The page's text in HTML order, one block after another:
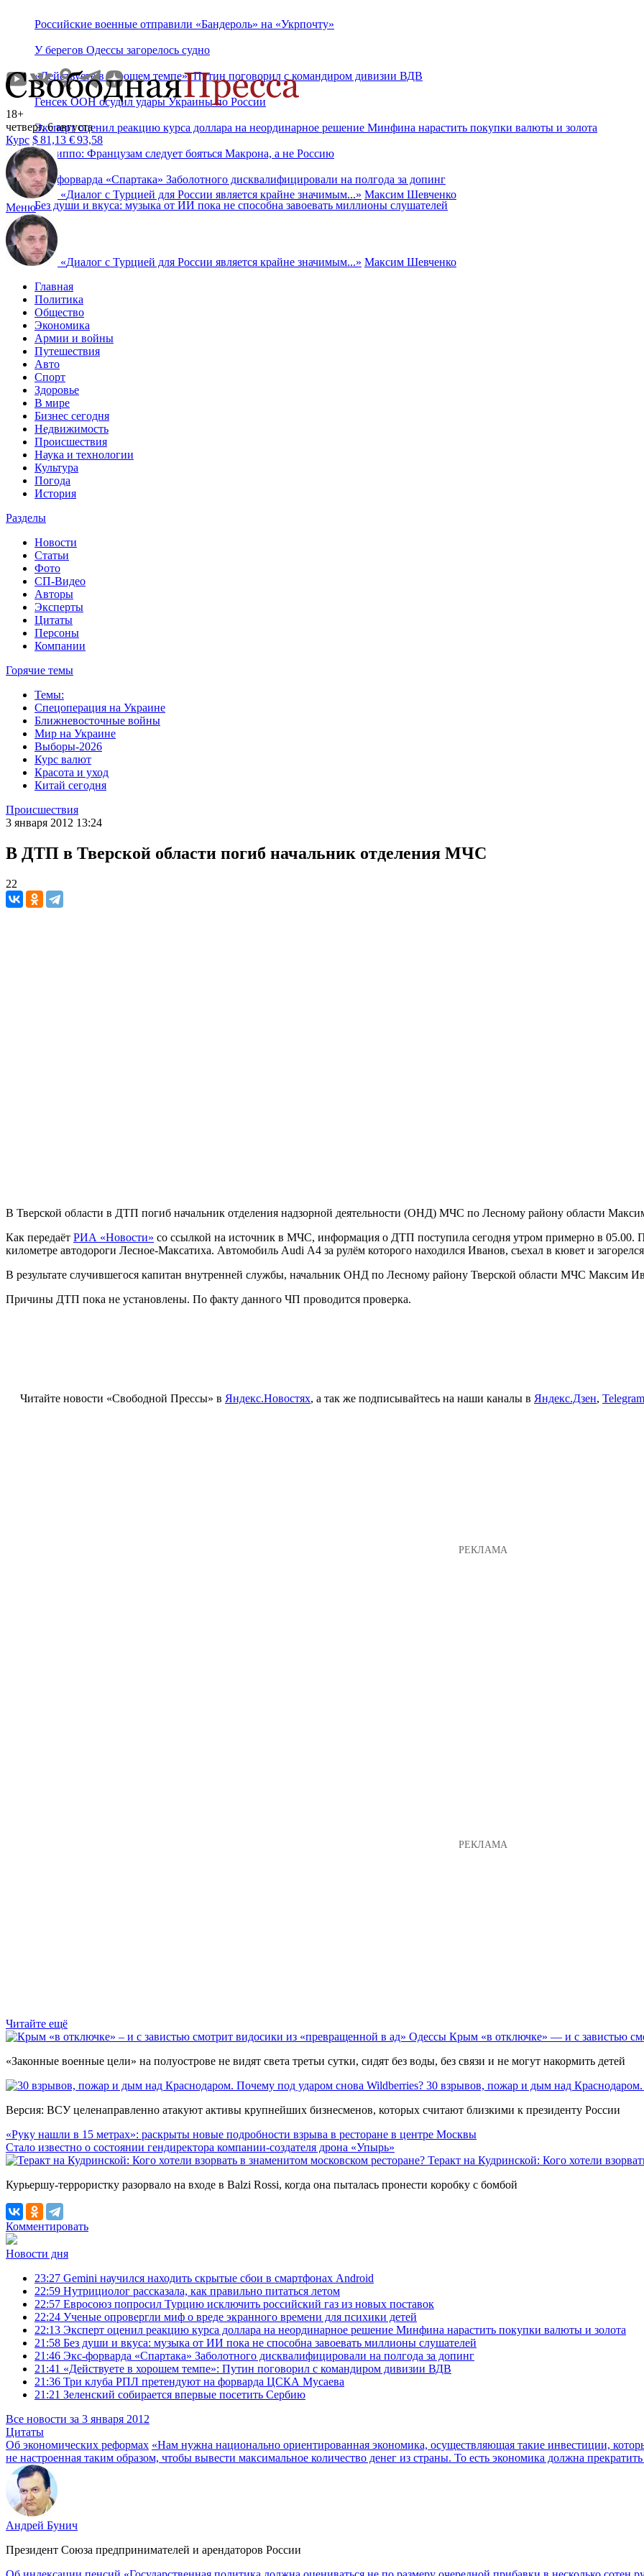
Российские военные отправили «Бандероль» на «Укрпочту»
У берегов Одессы загорелось судно
«Действуете в хорошем темпе»: Путин поговорил с командиром дивизии ВДВ
Генсек ООН осудил удары Украины по России
Эксперт оценил реакцию курса доллара на неординарное решение Минфина нарастить покупки валюты и золота
Филиппо: Французам следует бояться Макрона, а не Россию
Экс-форварда «Спартака» Заболотного дисквалифицировали на полгода за допинг
Без души и вкуса: музыка от ИИ пока не способна завоевать миллионы слушателей
18+
четверг, 6 августа
Курс $81,13 €93,58
«Диалог с Турцией для России является крайне значимым...» Максим Шевченко
Меню
«Диалог с Турцией для России является крайне значимым...» Максим Шевченко
Главная
Политика
Общество
Экономика
Армии и войны
Путешествия
Авто
Спорт
Здоровье
В мире
Бизнес сегодня
Недвижимость
Происшествия
Наука и технологии
Культура
Погода
История
Разделы
Новости
Статьи
Фото
СП-Видео
Авторы
Эксперты
Цитаты
Персоны
Компании
Горячие темы
Темы:
Спецоперация на Украине
Ближневосточные войны
Мир на Украине
Выборы-2026
Курс валют
Красота и уход
Китай сегодня
Происшествия
3 января 2012 13:24
В ДТП в Тверской области погиб начальник отделения МЧС
22
В Тверской области в ДТП погиб начальник отделения надзорной деятельности (ОНД) МЧС по Лесному району области
Как передаёт РИА «Новости» со ссылкой на источник в МЧС, информация о ДТП поступила сегодня утром примерно в 05.00.
километре автодороги Лесное-Максатиха. Автомобиль Audi А4 за рулём которого находился Иванов, съехал в кювет и
В результате случившегося капитан внутренней службы, начальник ОНД по Лесному району Тверской области МЧС Максим
Причины ДТП пока не установлены. По факту данного ЧП проводится проверка.
Читайте новости «Свободной Прессы» в Яндекс.Новостях, а так же подписывайтесь на наши каналы в Яндекс.Дзен, Telegram
Читайте ещё
Крым «в отключке» — и с завистью
«Законные военные цели» на полуострове не видят света третьи сутки, сидят без воды, без связи и не могут накормить детей
30 взрывов, пожар и дым над
Версия: ВСУ целенаправленно атакуют активы крупнейших бизнесменов, которых считают близкими к президенту России
«Руку нашли в 15 метрах»: раскрыты новые подробности взрыва в ресторане в центре Москвы
Стало известно о состоянии гендиректора компании-создателя дрона «Упырь»
Теракт на Кудринской: Кого хотели
Курьершу-террористку разорвало на входе в Balzi Rossi, когда она пыталась пронести коробку с бомбой
Комментировать
Новости дня
23:27 Gemini научился находить скрытые сбои в смартфонах Android
22:59 Нутрициолог рассказала, как правильно питаться летом
22:57 Евросоюз попросил Турцию исключить российский газ из новых поставок
22:24 Ученые опровергли миф о вреде экранного времени для психики детей
22:13 Эксперт оценил реакцию курса доллара на неординарное решение Минфина нарастить покупки валюты и золота
21:58 Без души и вкуса: музыка от ИИ пока не способна завоевать миллионы слушателей
21:46 Экс-форварда «Спартака» Заболотного дисквалифицировали на полгода за допинг
21:41 «Действуете в хорошем темпе»: Путин поговорил с командиром дивизии ВДВ
21:36 Три клуба РПЛ претендуют на форварда ЦСКА Мусаева
21:21 Зеленский собирается впервые посетить Сербию
Все новости за 3 января 2012
Цитаты
Об экономических реформах «Нам нужна национально ориентированная экономика, осуществляющая такие инвестиции,
не настроенная таким образом, чтобы вывести максимальное количество денег из страны. То есть экономика должна
Андрей Бунич
Президент Союза предпринимателей и арендаторов России